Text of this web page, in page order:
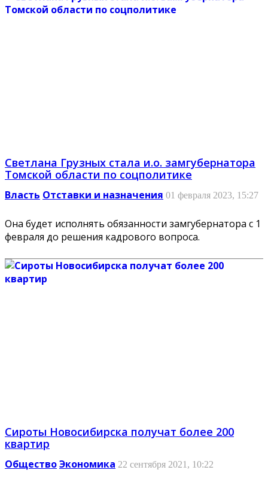
Светлана Грузных стала и.о. замгубернатора
Томской области по соцполитике
Власть Отставки и назначения 01 февраля 2023, 15:27
Она будет исполнять обязанности замгубернатора с 1
февраля до решения кадрового вопроса.
Сироты Новосибирска получат более 200
квартир
ОбществоЭкономика 22 сентября 2021, 10:22